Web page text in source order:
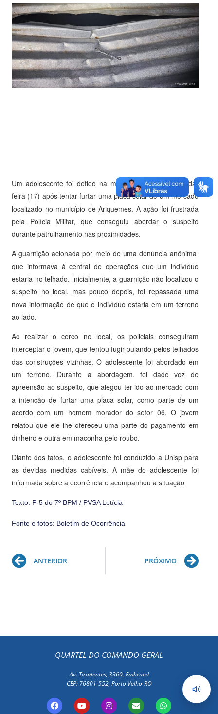
Um adolescente foi detido na madrugada desta segunda-
feira (17) após tentar furtar uma placa solar de um mercado
localizado no município de Ariquemes. A ação foi frustrada
pela Polícia Militar, que conseguiu abordar o suspeito
durante patrulhamento nas proximidades.
A guarnição acionada por meio de uma denúncia anônima
que informava à central de operações que um indivíduo
estaria no telhado. Inicialmente, a guarnição não localizou o
suspeito no local, mas pouco depois, foi repassada uma
nova informação de que o indivíduo estaria em um terreno
ao lado.
Ao realizar o cerco no local, os policiais conseguiram
interceptar o jovem, que tentou fugir pulando pelos telhados
das construções vizinhas. O adolescente foi abordado em
um terreno. Durante a abordagem, foi dado voz de
apreensão ao suspeito, que alegou ter ido ao mercado com
a intenção de furtar uma placa solar, como parte de um
acordo com um homem morador do setor 06. O jovem
relatou que ele lhe ofereceu uma parte do pagamento em
dinheiro e outra em maconha pelo roubo.
Diante dos fatos, o adolescente foi conduzido a Unisp para
as devidas medidas cabíveis. A mãe do adolescente foi
informada sobre a ocorrência e acompanhou a situação
Texto: P-5 do 7º BPM / PVSA Letícia
Fonte e fotos: Boletim de Ocorrência
Prev
ANTERIOR PRÓXIMO
QUARTEL DO COMANDO GERAL
Av. Tiradentes, 3360, Embratel
CEP: 76801-552, Porto Velho-RO
F
a
Y
o
I
n
E
n
W
h